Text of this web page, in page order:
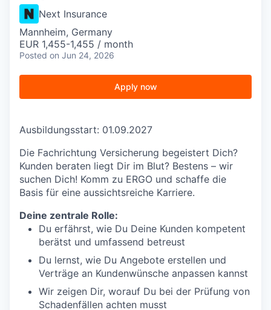
Next Insurance
Mannheim, Germany
EUR 1,455-1,455 / month
Posted on Jun 24, 2026
Apply now
Ausbildungsstart: 01.09.2027
Die Fachrichtung Versicherung begeistert Dich?
Kunden beraten liegt Dir im Blut? Bestens – wir
suchen Dich! Komm zu ERGO und schaffe die
Basis für eine aussichtsreiche Karriere.
Deine zentrale Rolle:
Du erfährst, wie Du Deine Kunden kompetent
berätst und umfassend betreust
Du lernst, wie Du Angebote erstellen und
Verträge an Kundenwünsche anpassen kannst
Wir zeigen Dir, worauf Du bei der Prüfung von
Schadenfällen achten musst